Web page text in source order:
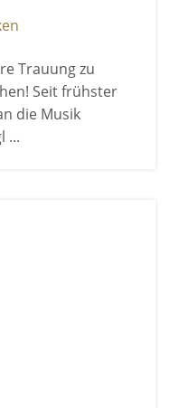
Trauung zu
Seit frühster
die Musik
...